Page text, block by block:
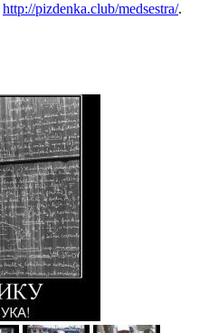
http://pizdenka.club/medsestra/.